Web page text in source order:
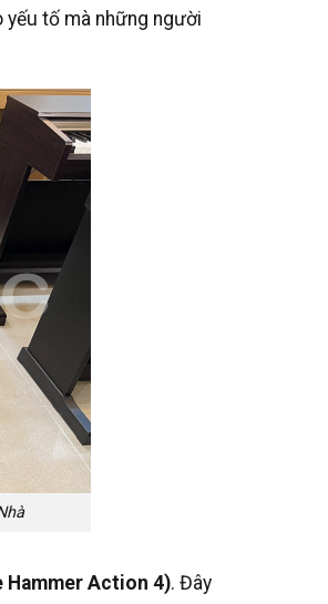
yếu tố mà những người
Hammer Action 4). Đây